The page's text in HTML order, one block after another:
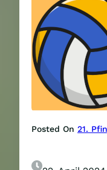
Posted On 21.